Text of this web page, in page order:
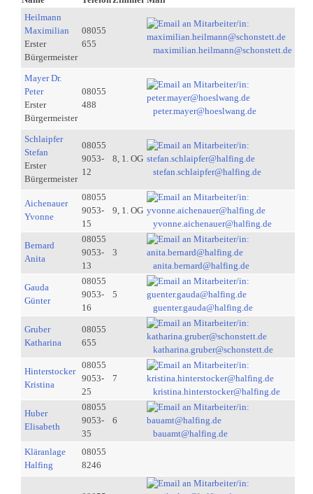
Heilmann
Maximilian
Erster
Bürgermeister
08055
655
maximilian.heilmann@schonstett.de
Mayer Dr.
Peter
Erster
Bürgermeister
08055
488
peter.mayer@hoeslwang.de
Schlaipfer
Stefan
Erster
Bürgermeister
08055
9053-
12
8, 1. OG
stefan.schlaipfer@halfing.de
Aichenauer
Yvonne
08055
9053-
15
9, 1. OG
yvonne.aichenauer@halfing.de
Bernard
Anita
08055
9053-
13
3
anita.bernard@halfing.de
Gauda
Günter
08055
9053-
16
5
guenter.gauda@halfing.de
Gruber
Katharina
08055
655
katharina.gruber@schonstett.de
Hinterstocker
Kristina
08055
9053-
25
7
kristina.hinterstocker@halfing.de
Huber
Elisabeth
08055
9053-
35
6
bauamt@halfing.de
Kläranlage
Halfing
08055
8246